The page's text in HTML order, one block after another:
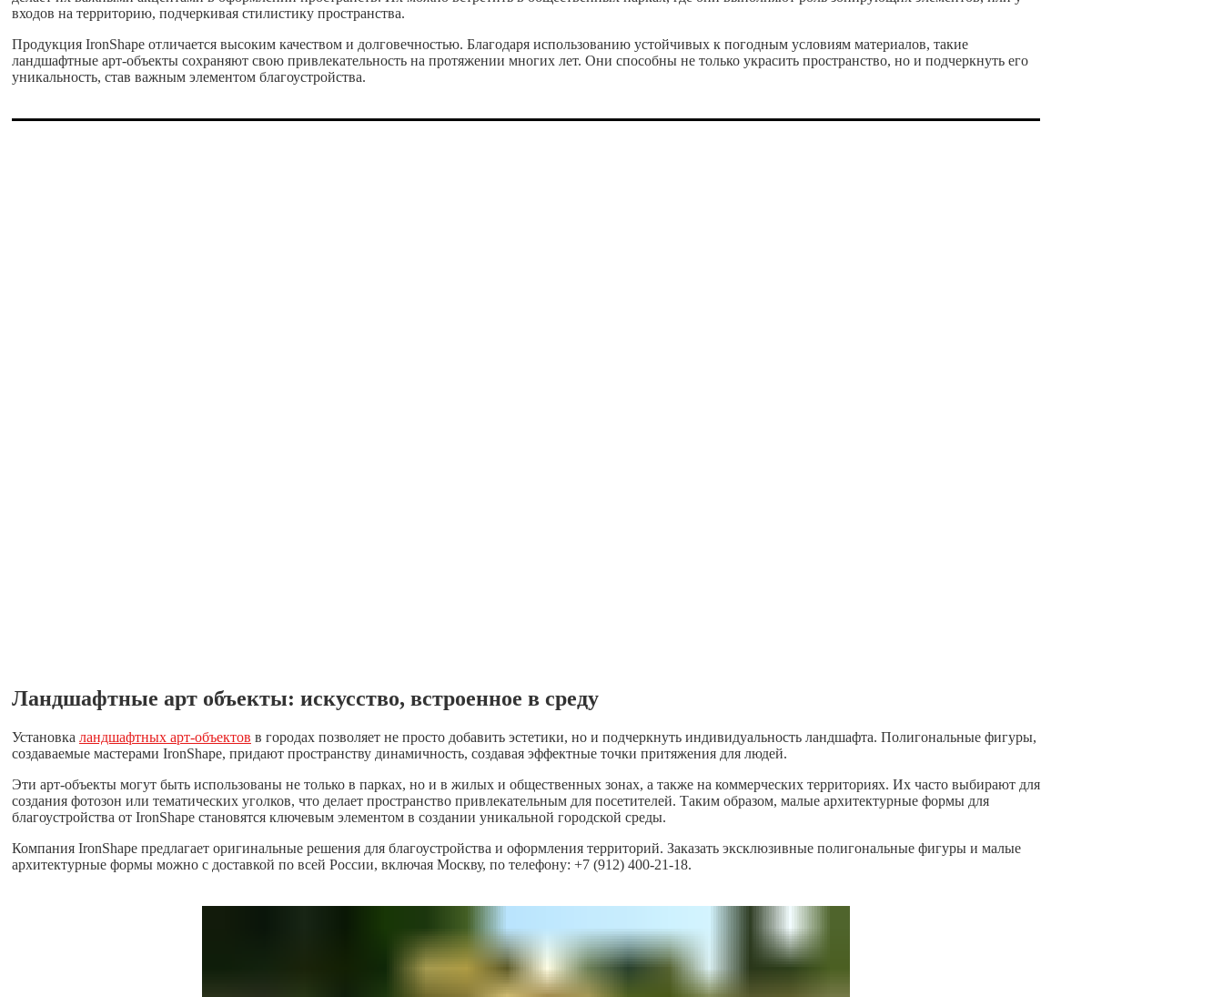
входов на территорию, подчеркивая стилистику пространства.
Продукция IronShape отличается высоким качеством и долговечностью. Благодаря использованию устойчивых к погодным условиям материалов, такие
ландшафтные арт-объекты сохраняют свою привлекательность на протяжении многих лет. Они способны не только украсить пространство, но и подчеркнуть его
уникальность, став важным элементом благоустройства.
Ландшафтные арт объекты: искусство, встроенное в среду
Установка ландшафтных арт-объектов в городах позволяет не просто добавить эстетики, но и подчеркнуть индивидуальность ландшафта. Полигональные фигуры,
создаваемые мастерами IronShape, придают пространству динамичность, создавая эффектные точки притяжения для людей.
Эти арт-объекты могут быть использованы не только в парках, но и в жилых и общественных зонах, а также на коммерческих территориях. Их часто выбирают для
создания фотозон или тематических уголков, что делает пространство привлекательным для посетителей. Таким образом, малые архитектурные формы для
благоустройства от IronShape становятся ключевым элементом в создании уникальной городской среды.
Компания IronShape предлагает оригинальные решения для благоустройства и оформления территорий. Заказать эксклюзивные полигональные фигуры и малые
архитектурные формы можно с доставкой по всей России, включая Москву, по телефону: +7 (912) 400-21-18.